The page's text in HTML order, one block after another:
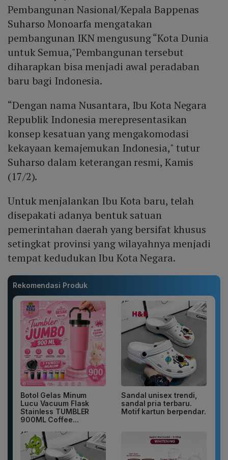
Pembangunan Nasional/Kepala Bappenas
Suharso Monoarfa mengatakan
pembangunan IKN mengusung “Kota Dunia
untuk Semua,"Pembangunan tersebut
diharapkan bisa menjadi awal peradaban
baru bagi Indonesia.
“Dengan nama Nusantara, Ibu Kota Negara
Republik Indonesia merepresentasikan
konsep kesatuan yang mengakomodasi
kekayaan kemajemukan Indonesia," tutur
Suharso dalam keterangan resmi, Kamis
(17/2).
Untuk menjalankan Ibu Kota baru, telah
disepakati adanya bentuk satuan
pemerintahan daerah yang bersifat khusus
setingkat provinsi yang wilayahnya menjadi
tempat kedudukan Ibu Kota Negara.
Rekomendasi Produk
Botol Gelas Minum
Lucu Vacuum Flask
Stainless TUMBLER
900ML Coffee...
Sandal unisex trendi,
sandal pria terbaru.
Motif kartun berpendar.